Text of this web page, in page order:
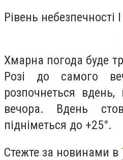
Рівень
Хмарна погода буде
Розі до самого
розпочнеться
вечора. Вдень
підніметься до +25°.
Стежте за новинами в